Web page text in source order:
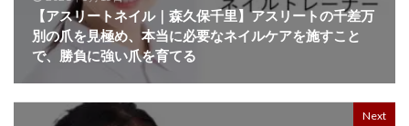
【アスリートネイル｜森久保千里】アスリートの千差万
別の爪を見極め、本当に必要なネイルケアを施すこと
で、勝負に強い爪を育てる
Next